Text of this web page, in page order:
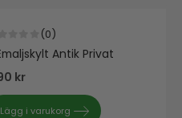
of 5
(0)
Antik Privat
kr
Lägg i varukorg